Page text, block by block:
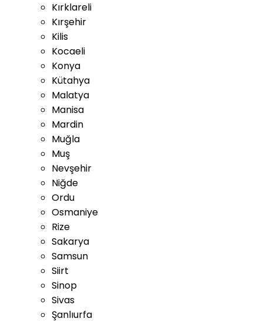
Kırklareli
Kırşehir
Kilis
Kocaeli
Konya
Kütahya
Malatya
Manisa
Mardin
Muğla
Muş
Nevşehir
Niğde
Ordu
Osmaniye
Rize
Sakarya
Samsun
Siirt
Sinop
Sivas
Şanlıurfa